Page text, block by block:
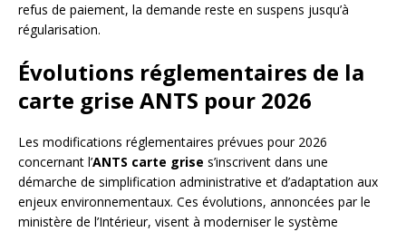
refus de paiement, la demande reste en suspens jusqu’à
régularisation.
Évolutions réglementaires de la
carte grise ANTS pour 2026
Les modifications réglementaires prévues pour 2026
concernant l’ANTS carte grise s’inscrivent dans une
démarche de simplification administrative et d’adaptation aux
enjeux environnementaux. Ces évolutions, annoncées par le
ministère de l’Intérieur, visent à moderniser le système